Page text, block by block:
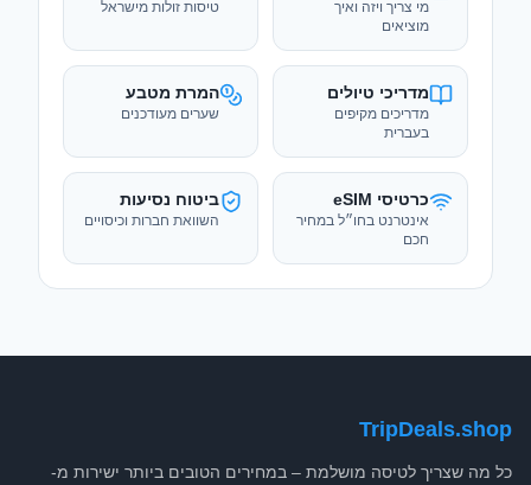
בעברית
אינטרנט בחו״ל במחיר
חכם
השוואת חברות וכיסויים
TripDeals.shop
כל מה שצריך לטיסה מושלמת – במחירים הטובים ביותר ישירות מ-